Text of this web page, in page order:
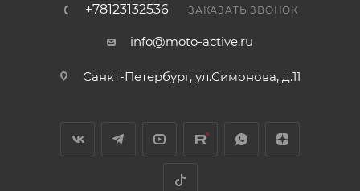
+78123132536 ЗАКАЗАТЬ ЗВОНОК
info@moto-active.ru
Санкт-Петербург, ул.Симонова, д.11